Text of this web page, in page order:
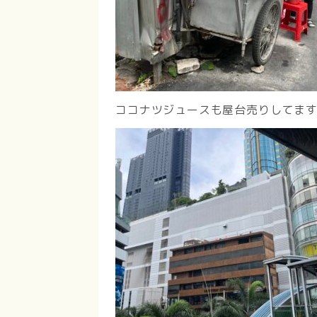
ココナツジュースも屋台売りしてま